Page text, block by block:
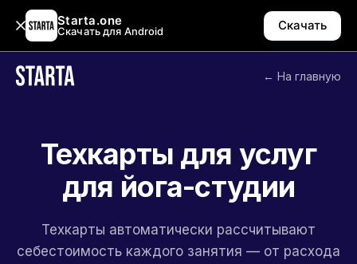
Starta.one
Скачать для Android Скачать
← На главную
Техкарты для услуг
для йога-студии
Техкарты автоматически рассчитывают
себестоимость каждого занятия — от расхода